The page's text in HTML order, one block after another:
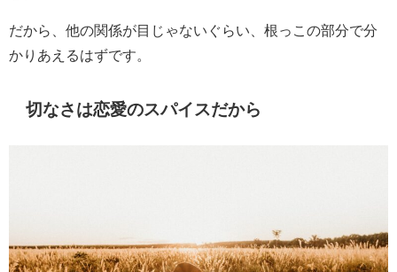
だから、他の関係が目じゃないぐらい、根っこの部分で分
かりあえるはずです。
切なさは恋愛のスパイスだから